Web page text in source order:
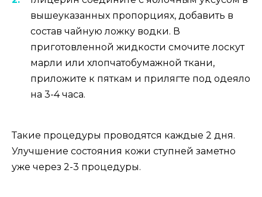
вышеуказанных пропорциях, добавить в
состав чайную ложку водки. В
приготовленной жидкости смочите лоскут
марли или хлопчатобумажной ткани,
приложите к пяткам и прилягте под одеяло
на 3-4 часа.
Такие процедуры проводятся каждые 2 дня.
Улучшение состояния кожи ступней заметно
уже через 2-3 процедуры.